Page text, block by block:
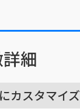
細
カスタマイズ